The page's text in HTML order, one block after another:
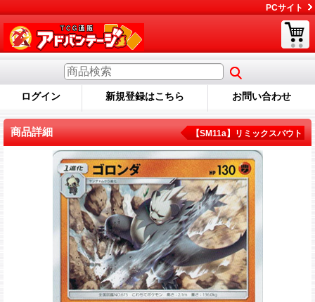
PCサイト
ログイン 新規登録はこちら お問い合わせ
商品詳細 【SM11a】リミックスバウト